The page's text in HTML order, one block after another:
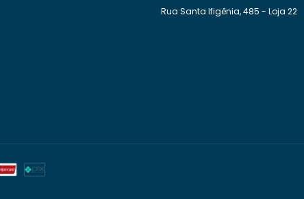
Rua Santa Ifigênia, 485 - Loja 22